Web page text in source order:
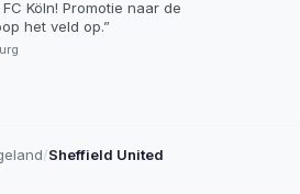
Köln! Promotie naar de
het veld op.”
/Sheffield United